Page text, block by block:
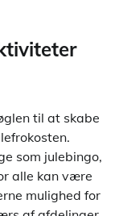
til at skabe
som julebingo,
alle kan være
mulighed for